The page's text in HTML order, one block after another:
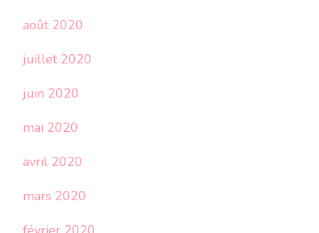
août 2020
juillet 2020
juin 2020
mai 2020
avril 2020
mars 2020